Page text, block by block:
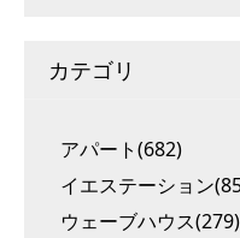
カテゴリ
アパート(682)
イエステーション
ウェーブハウス(279)